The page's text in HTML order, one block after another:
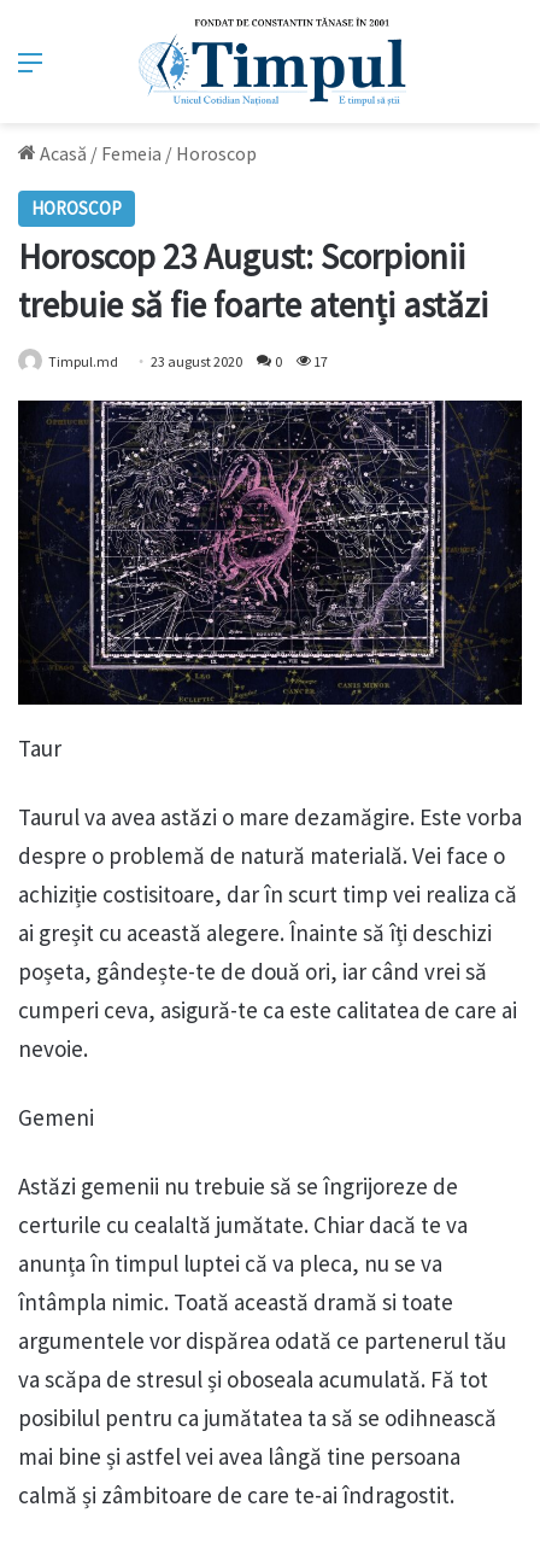
Meniu
Acasă / Femeia / Horoscop
HOROSCOP
Horoscop 23 August: Scorpionii
trebuie să fie foarte atenți astăzi
Timpul.md 23 august 2020 0 17
Taur
Taurul va avea astăzi o mare dezamăgire. Este vorba
despre o problemă de natură materială. Vei face o
achiziție costisitoare, dar în scurt timp vei realiza că
ai greșit cu această alegere. Înainte să îți deschizi
poșeta, gândește-te de două ori, iar când vrei să
cumperi ceva, asigură-te ca este calitatea de care ai
nevoie.
Gemeni
Astăzi gemenii nu trebuie să se îngrijoreze de
certurile cu cealaltă jumătate. Chiar dacă te va
anunța în timpul luptei că va pleca, nu se va
întâmpla nimic. Toată această dramă si toate
argumentele vor dispărea odată ce partenerul tău
va scăpa de stresul și oboseala acumulată. Fă tot
posibilul pentru ca jumătatea ta să se odihnească
mai bine și astfel vei avea lângă tine persoana
calmă și zâmbitoare de care te-ai îndragostit.